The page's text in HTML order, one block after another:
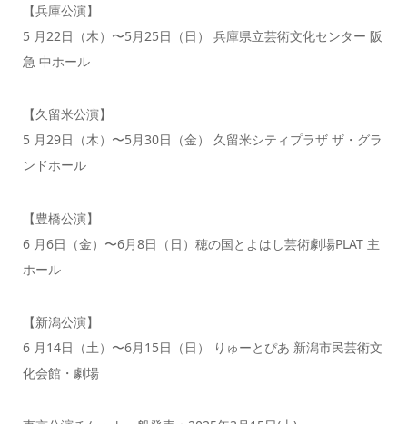
【兵庫公演】
5 月22日（木）〜5月25日（日） 兵庫県立芸術文化センター 阪
急 中ホール
【久留米公演】
5 月29日（木）〜5月30日（金） 久留米シティプラザ ザ・グラ
ンドホール
【豊橋公演】
6 月6日（金）〜6月8日（日）穂の国とよはし芸術劇場PLAT 主
ホール
【新潟公演】
6 月14日（土）〜6月15日（日） りゅーとぴあ 新潟市民芸術文
化会館・劇場